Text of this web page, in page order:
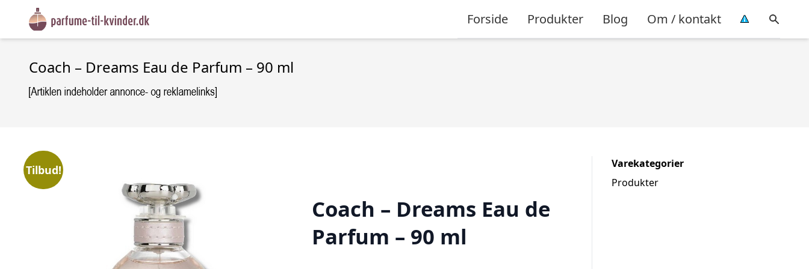
Forside Produkter Blog Om / kontakt
Coach – Dreams Eau de Parfum – 90 ml
Tilbud!
Coach – Dreams Eau de
Parfum – 90 ml
Varekategorier
Produkter